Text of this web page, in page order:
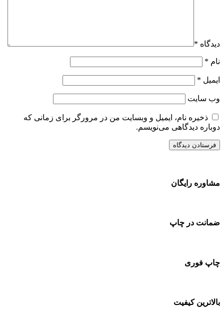
دیدگاه *
نام *
ایمیل *
وب‌ سایت
ذخیره نام، ایمیل و وبسایت من در مرورگر برای زمانی که
دوباره دیدگاهی می‌نویسم.
مشاوره رایگان
ضمانت در چاپ
چاپ فوری
بالاترین کیفیت